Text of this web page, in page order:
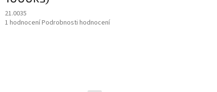
21.0035
Průměrné
1 hodnoceníPodrobnosti hodnocení